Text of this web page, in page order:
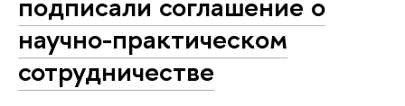
научно-практическом
сотрудничестве